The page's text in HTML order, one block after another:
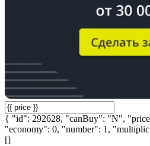
{ "id": 292628, "canBuy": "N",
"economy": 0, "number": 1,
[]